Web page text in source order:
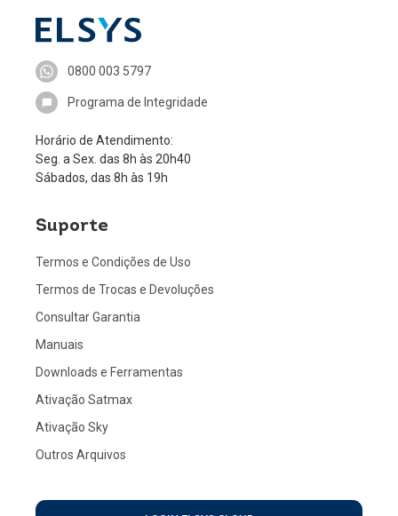
0800 003 5797
Programa de Integridade
Horário de Atendimento:
Seg. a Sex. das 8h às 20h40
Sábados, das 8h às 19h
Suporte
Termos e Condições de Uso
Termos de Trocas e Devoluções
Consultar Garantia
Manuais
Downloads e Ferramentas
Ativação Satmax
Ativação Sky
Outros Arquivos